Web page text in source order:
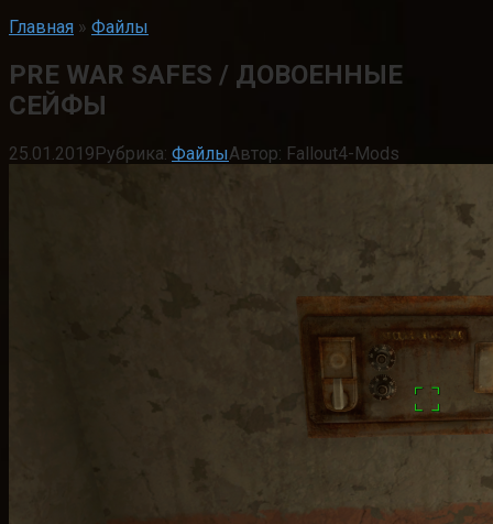
Главная » Файлы
PRE WAR SAFES / ДОВОЕННЫЕ
СЕЙФЫ
25.01.2019Рубрика: ФайлыАвтор: Fallout4-Mods